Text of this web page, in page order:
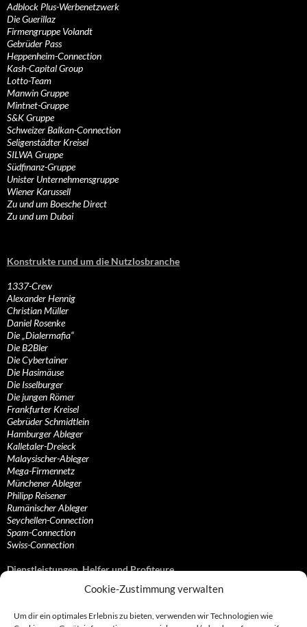
Cookie-Zustimmung verwalten
Um dir ein optimales Erlebnis zu bieten, verwenden wir Technologien wie
Adblock Plus-Werbenetzwerk
Die Guerillaz
Firmengruppe Volandt
Gebrüder Pass
Heppenheim-Connection
Kash-Capital Group
Lotto-Team
Manwin Gruppe
Mintnet-Gruppe
S&K Gruppe
Schweizer Balkan-Connection
Seligenstädter Kreisel
SILWA Gruppe
Südfinanz-Gruppe
Unister Unternehmensgruppe
Wiener Karussell
Zu und um Boesche Direct
Zu und um Dubai
Konstrukte rund um die Nutzlosbranche
1337-Crew
Alexander Hennig
Christian Müller
Daniel Rosenke
Die „Dialermafia“
Die B2Bler
Die Cybertainer
Die Hasimäuse
Die Isselburger
Die jungen Römer
Frankfurter Kreisel
Gebrüder Schmidtlein
Hamburger Ableger
Kalletaler-Dreieck
Malaysischer-Ableger
Mega-Firmennetz
Münchener Ableger
Philipp Reisener
Rumänischer Ableger
Seychellen-Connection
Spam-Connection
Swiss-Connection
Dienstleistungen, Helfer und Profiteure
Anonymisierungsdienste, VPN- und Web-Proxy…
Bezahlsysteme, Finanzdienstleister und…